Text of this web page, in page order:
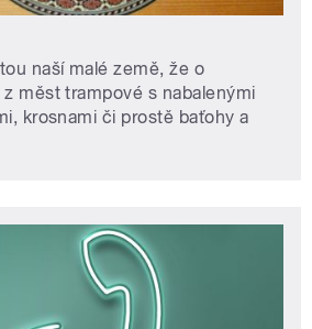
naší malé země, že o
měst trampové s nabalenými
krosnami či prostě baťohy a